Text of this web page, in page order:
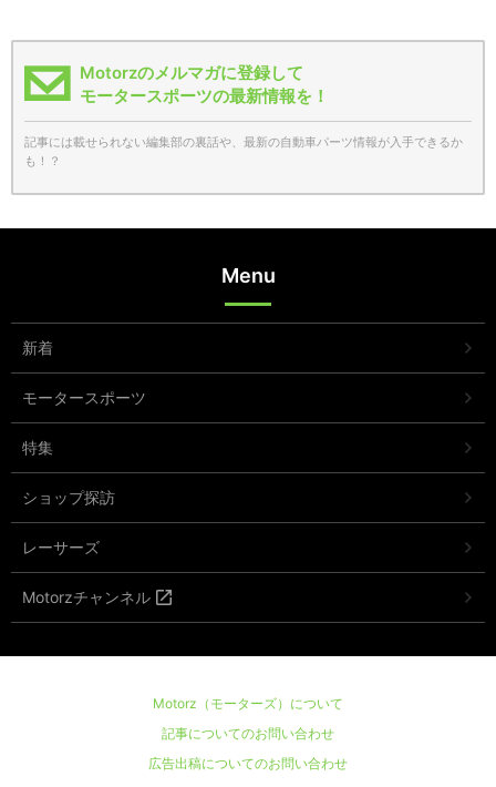
Motorzのメルマガに登録して
モータースポーツの最新情報を！
記事には載せられない編集部の裏話や、最新の自動車パーツ情報が入手できるか
も！？
Menu
新着
モータースポーツ
特集
ショップ探訪
レーサーズ
Motorzチャンネル
Motorz（モーターズ）について
記事についてのお問い合わせ
広告出稿についてのお問い合わせ